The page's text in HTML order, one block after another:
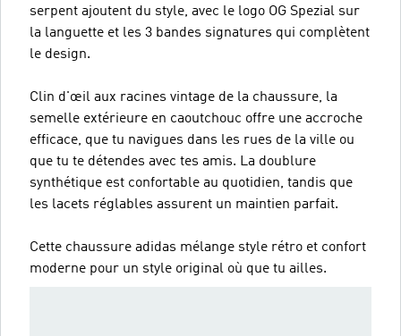
serpent ajoutent du style, avec le logo OG Spezial sur
la languette et les 3 bandes signatures qui complètent
le design.
Clin d'œil aux racines vintage de la chaussure, la
semelle extérieure en caoutchouc offre une accroche
efficace, que tu navigues dans les rues de la ville ou
que tu te détendes avec tes amis. La doublure
synthétique est confortable au quotidien, tandis que
les lacets réglables assurent un maintien parfait.
Cette chaussure adidas mélange style rétro et confort
moderne pour un style original où que tu ailles.